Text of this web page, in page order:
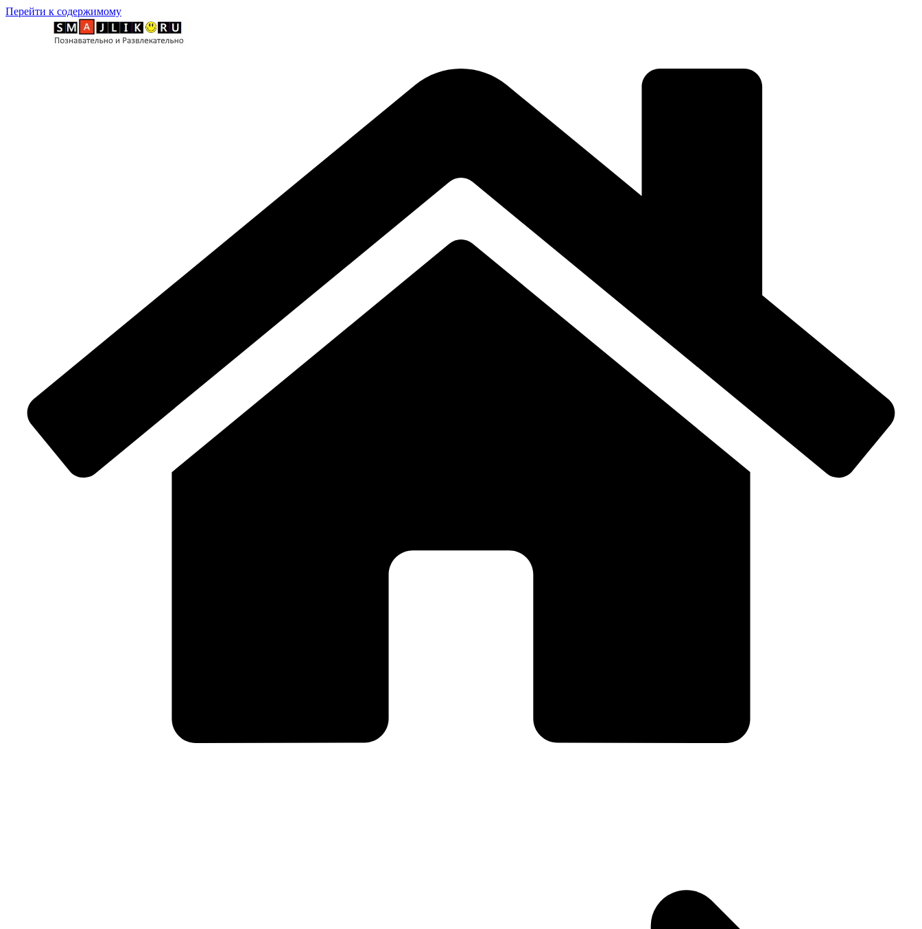
Перейти к содержимому